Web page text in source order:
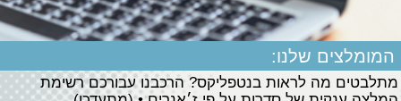
המומלצים שלנו:
מתלבטים מה לראות בנטפליקס? הרכבנו עבורכם רשימת